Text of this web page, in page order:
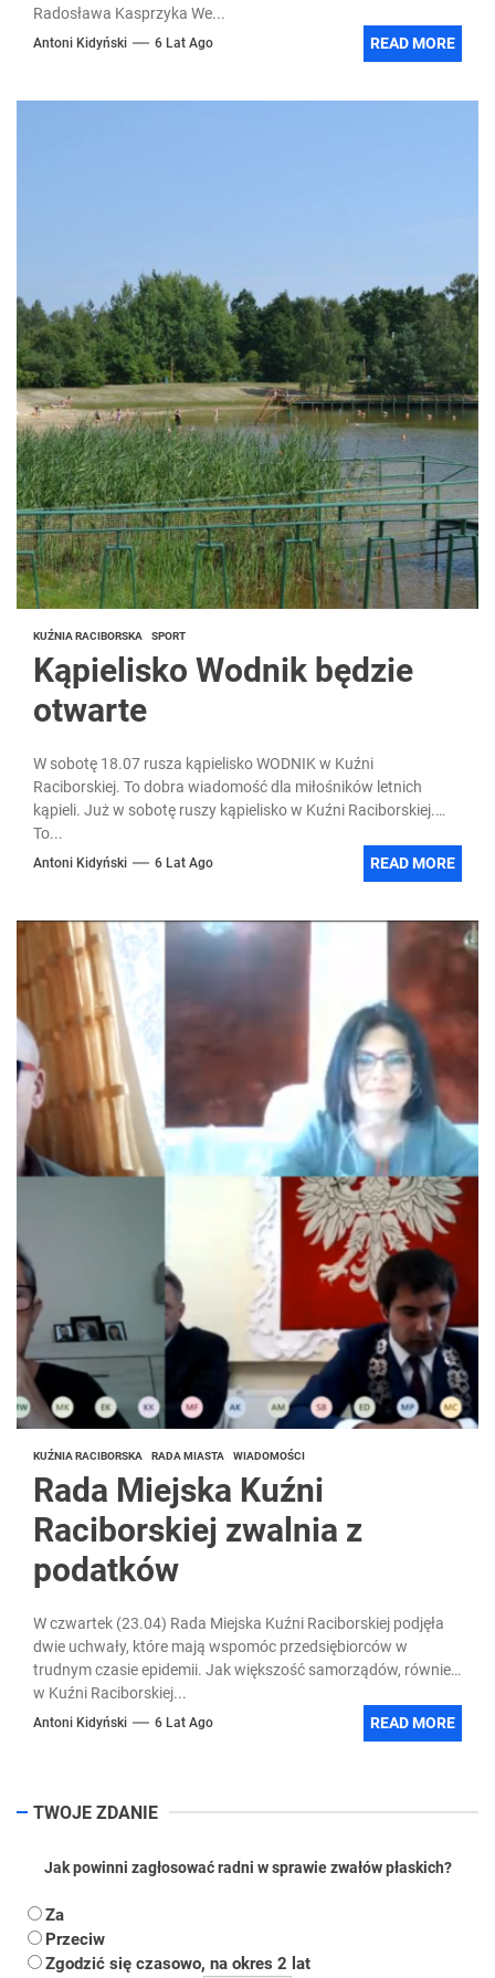
Radosława Kasprzyka We...
Antoni Kidyński 6 Lat Ago READ MORE
KUŹNIA RACIBORSKA SPORT
Kąpielisko Wodnik będzie
otwarte
W sobotę 18.07 rusza kąpielisko WODNIK w Kuźni
Raciborskiej. To dobra wiadomość dla miłośników letnich
kąpieli. Już w sobotę ruszy kąpielisko w Kuźni Raciborskiej.
To...
Antoni Kidyński 6 Lat Ago READ MORE
KUŹNIA RACIBORSKA RADA MIASTA WIADOMOŚCI
Rada Miejska Kuźni
Raciborskiej zwalnia z
podatków
W czwartek (23.04) Rada Miejska Kuźni Raciborskiej podjęła
dwie uchwały, które mają wspomóc przedsiębiorców w
trudnym czasie epidemii. Jak większość samorządów, również
w Kuźni Raciborskiej...
Antoni Kidyński 6 Lat Ago READ MORE
TWOJE ZDANIE
Jak powinni zagłosować radni w sprawie zwałów płaskich?
Za
Przeciw
Zgodzić się czasowo, na okres 2 lat